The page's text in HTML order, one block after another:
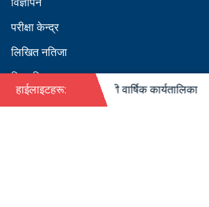
परीक्षा केन्द्र
लिखित नतिजा
सिफारिस
हाईलाइटहरू:
०८४ को पदपूर्ति सम्बन्धी वार्षिक कार्यतालिका